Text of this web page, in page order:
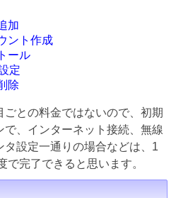
加
ント作成
ール
定
除
との料金ではないので、初期
、インターネット接続、無線
設定一通りの場合などは、1
完了できると思います。